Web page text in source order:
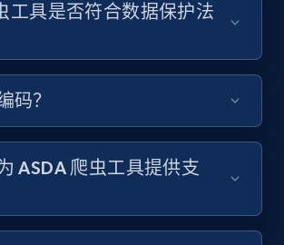
Youtuber md5, Video url,
Views, and more.
714+ 注册使用
工具是否符合数据保护法
码？
ASDA 爬虫工具提供支